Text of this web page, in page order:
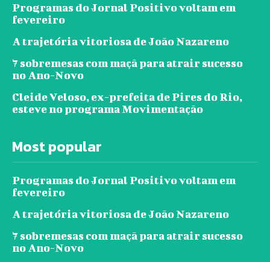
Programas do Jornal Positivo voltam em
fevereiro
A trajetória vitoriosa de João Nazareno
7 sobremesas com maçã para atrair sucesso
no Ano-Novo
Cleide Veloso, ex-prefeita de Pires do Rio,
esteve no programa Movimentação
Most popular
Programas do Jornal Positivo voltam em
fevereiro
A trajetória vitoriosa de João Nazareno
7 sobremesas com maçã para atrair sucesso
no Ano-Novo